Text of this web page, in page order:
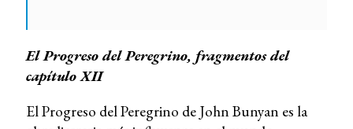
El Progreso del Peregrino, fragmentos del
capítulo XII
El Progreso del Peregrino de John Bunyan es la